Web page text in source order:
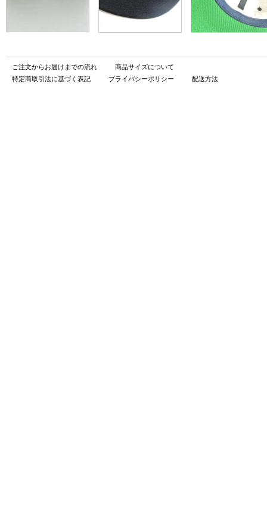
ご注文からお届けまでの流れ
商品サイズについて
特定商取引法に基づく表記
プライバシーポリシー 配送方法